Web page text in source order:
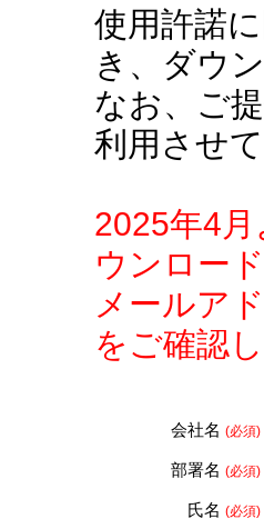
使用許諾
き、ダウ
なお、ご
利用させ
2025年4
ウンロー
メールア
をご確認
会社名 (必須)
部署名 (必須)
氏名 (必須)